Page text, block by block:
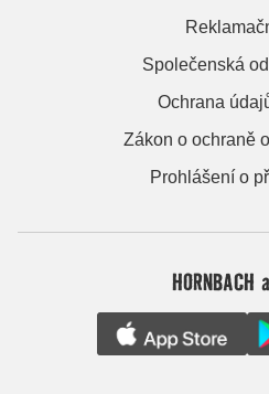
Společenská
Ochrana
Zákon o ochraně
Prohlášení o
HORNBACH